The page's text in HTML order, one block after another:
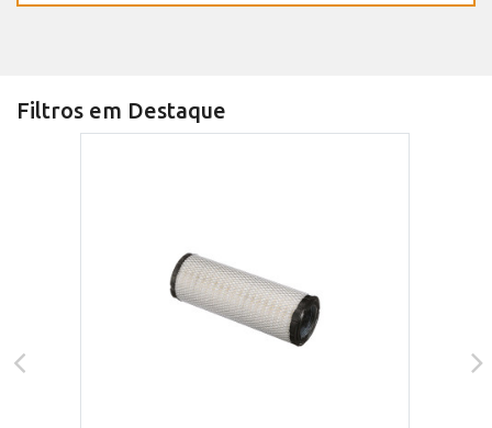
Filtros em Destaque